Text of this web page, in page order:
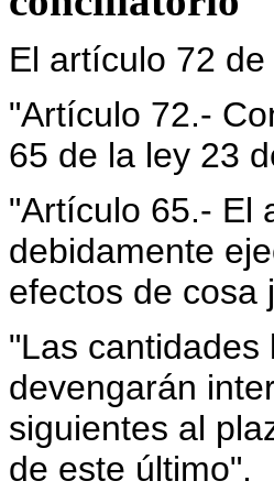
El artículo 72
"Artículo 72.-
65 de la ley 23
"Artículo 65.- El
debidamente
efectos de cosa
"Las
devengarán
siguientes al
de este último".